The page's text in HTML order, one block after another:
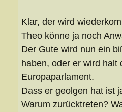
Klar, der wird
Theo könne ja noch
Der Gute wird nun ein
haben, oder er wird halt
Europaparlament.
Dass er geolgen hat ist
Warum zurücktreten?